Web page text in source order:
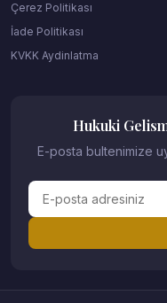
Çerez Politikası
İade Politikası
KVKK Aydinlatma
Hukuki
E-posta bultenimize